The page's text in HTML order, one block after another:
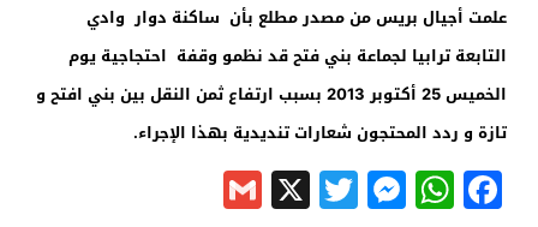
علمت أجيال بريس من مصدر مطلع بأن ساكنة دوار وادي
التابعة ترابيا لجماعة بني فتح قد نظمو وقفة احتجاجية يوم
الخميس 25 أكتوبر 2013 بسبب ارتفاع ثمن النقل بين بني افتح و
تازة و ردد المحتجون شعارات تنديدية بهذا الإجراء.
Facebook
WhatsApp
Messenger
Twitter
X